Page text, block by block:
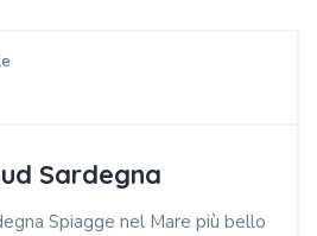
Sardegna
Spiagge nel Mare più bello